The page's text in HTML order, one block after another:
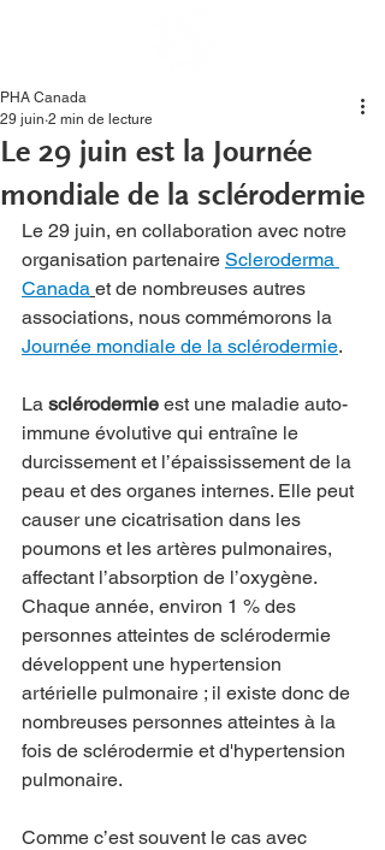
Le 29 juin est la Journée
mondiale de la sclérodermie
PHA Canada
29 juin 2 min de lecture
Le 29 juin, en collaboration avec notre
organisation partenaire Scleroderma
Canada et de nombreuses autres
associations, nous commémorons la
Journée mondiale de la sclérodermie.
La sclérodermie est une maladie auto-
immune évolutive qui entraîne le
durcissement et l’épaississement de la
peau et des organes internes. Elle peut
causer une cicatrisation dans les
poumons et les artères pulmonaires,
affectant l’absorption de l’oxygène.
Chaque année, environ 1 % des
personnes atteintes de sclérodermie
développent une hypertension
artérielle pulmonaire ; il existe donc de
nombreuses personnes atteintes à la
fois de sclérodermie et d'hypertension
pulmonaire.
Comme c’est souvent le cas avec